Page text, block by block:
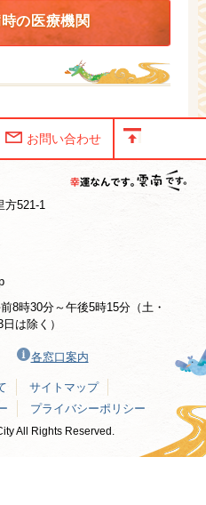
の医療機関
お問い合わせ
521-1
8時30分～午後5時15分（土・
は除く）
各窓口案内
サイトマップ
プライバシーポリシー
All Rights Reserved.